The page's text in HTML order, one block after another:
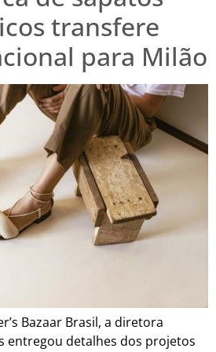
transfere
para Milão
Bazaar Brasil, a diretora
entregou detalhes dos projetos